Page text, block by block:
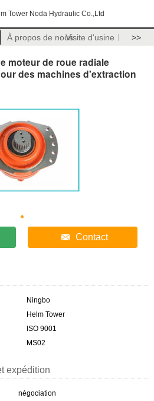
Tower Noda Hydraulic Co.,Ltd
À propos de nousVisite d'usine >>
moteur de roue radiale
des machines d'extraction
Contact
Ningbo
Helm Tower
ISO 9001
MS02
expédition
négociation